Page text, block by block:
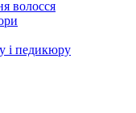
волосся
і педикюру